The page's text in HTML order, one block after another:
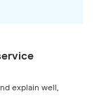
explain well,